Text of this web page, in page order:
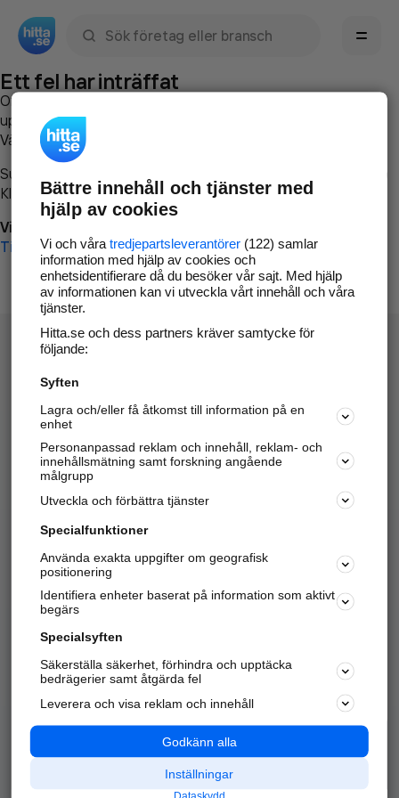
Ett fel har inträffat
Om du vill kan du
uppstod så att vi lättare och snabbare kan avhjälpa det.
Vänligen försök med följande:
Surfa till
Klicka påTillbaka-knappen i webbläsaren och försök igen
Vi beklagar besväret!
Till startsidan
Hitta.se - Gratis nummerupplysning.
Sök företag, personer och platser.
Hitta telefonnummer, adresser, företagsinfo mm.
Marknadsför företaget
Kom igång och annonsera mot
samarbetspartners nära dig.
Alla kategorier
Populära sökningar
API & Kartor
Annonsera
Integritet
Nödnummer
Bättre innehåll och tjänster med
hjälp av cookies
Vi och våra tredjepartsleverantörer(122) samlar
information med hjälp av cookies och
enhetsidentifierare då du besöker vår sajt. Med hjälp
av informationen kan vi utveckla vårt innehåll och våra
tjänster.
Hitta.se och dess partners kräver samtycke för
följande:
Syften
Lagra och/eller få åtkomst till information på en
enhet
Personanpassad reklam och innehåll, reklam- och
innehållsmätning samt forskning angående
målgrupp
Utveckla och förbättra tjänster
Specialfunktioner
Använda exakta uppgifter om geografisk
positionering
Identifiera enheter baserat på information som aktivt
begärs
Specialsyften
Säkerställa säkerhet, förhindra och upptäcka
bedrägerier samt åtgärda fel
Leverera och visa reklam och innehåll
Godkänn alla
Inställningar
Dataskydd